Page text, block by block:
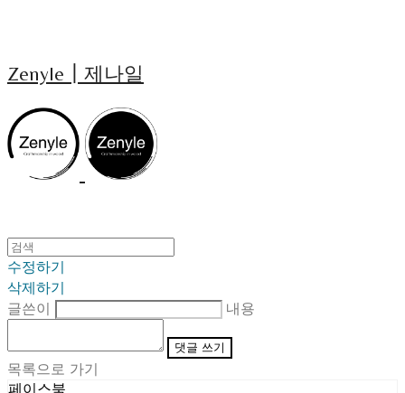
Zenyle┃제나일
수정하기
삭제하기
글쓴이
내용
댓글 쓰기
목록으로 가기
페이스북